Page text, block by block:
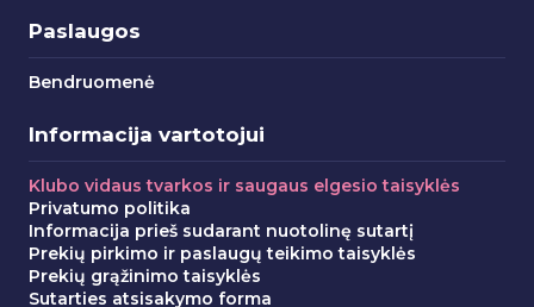
Paslaugos
Bendruomenė
Informacija vartotojui
Klubo vidaus tvarkos ir saugaus elgesio taisyklės
Privatumo politika
Informacija prieš sudarant nuotolinę sutartį
Prekių pirkimo ir paslaugų teikimo taisyklės
Prekių grąžinimo taisyklės
Sutarties atsisakymo forma